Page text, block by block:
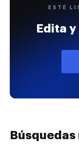
ESTÉ
Edita